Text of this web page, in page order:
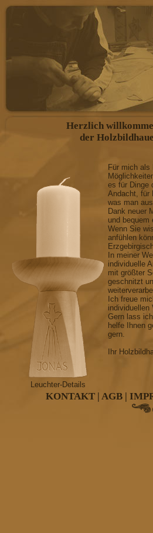
Herzlich
der
Leuchter-Details
Für mich als
es für Dinge
Andacht, für
was man
Dank neuer
und bequem
Wenn Sie
anfühlen
In meiner
individuelle
mit größter
geschnitzt
Ich freue
individuellen
Gern lass
helfe Ihnen
gern.
Ihr
KONTAKT | AGB |